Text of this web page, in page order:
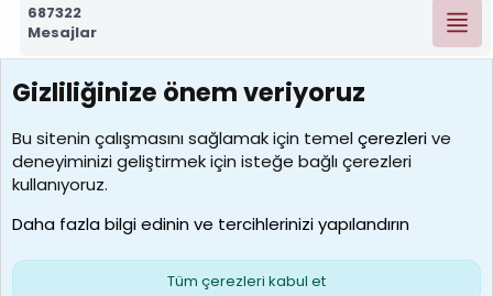
687322
Mesajlar
7390
Kullanıcılar
MosesBrownHayranı
Son üye
Çerezler
S
Gizliliğinize önem veriyoruz
Bu sitenin çalışmasını sağlamak için temelçerezlerive
deneyiminizi geliştirmek için isteğe bağlı çerezleri
kullanıyoruz.
Daha fazla bilgi edinin ve tercihlerinizi yapılandırın
Tüm çerezleri kabul et